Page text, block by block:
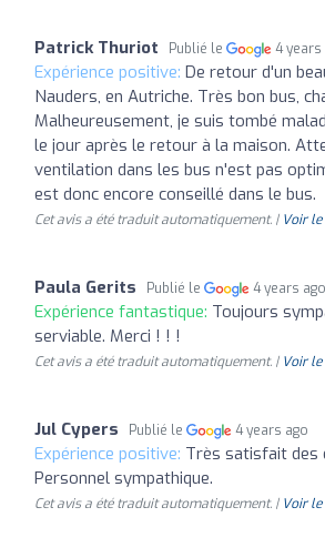
Patrick Thuriot Publié le 4 years
Expérience positive: De retour d'un
Nauders, en Autriche. Très bon bus,
Malheureusement, je suis tombé
le jour après le retour à la maison.
ventilation dans les bus n'est pas
est donc encore conseillé dans le bus.
Cet avis a été traduit automatiquement. | Voir
Paula Gerits Publié le 4 years ago
Expérience fantastique: Toujours
serviable. Merci ! ! !
Cet avis a été traduit automatiquement. | Voir
Jul Cypers Publié le 4 years ago
Expérience positive: Très satisfait des
Personnel sympathique.
Cet avis a été traduit automatiquement. | Voir